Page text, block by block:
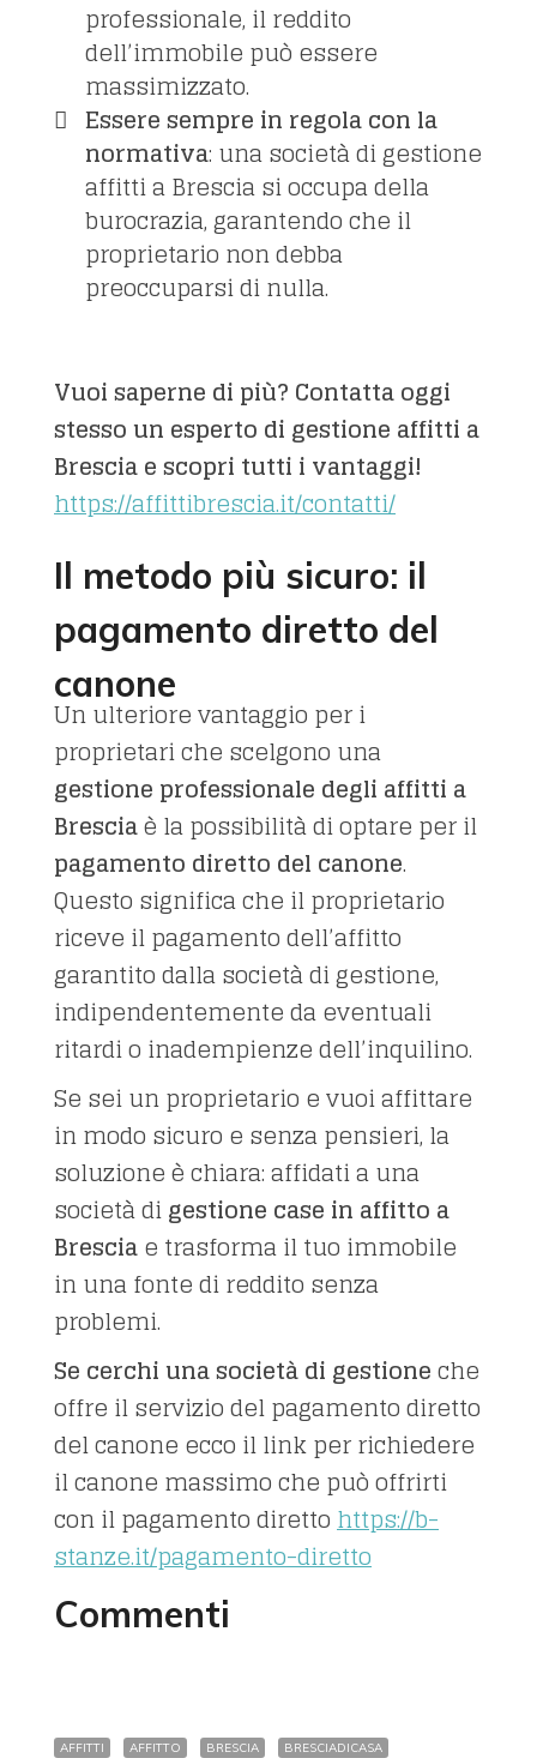
professionale, il reddito
dell’immobile può essere
massimizzato.
Essere sempre in regola con la
normativa: una società di gestione
affitti a Brescia si occupa della
burocrazia, garantendo che il
proprietario non debba
preoccuparsi di nulla.
Vuoi saperne di più? Contatta oggi
stesso un esperto di gestione affitti a
Brescia e scopri tutti i vantaggi!
https://affittibrescia.it/contatti/
Il metodo più sicuro: il
pagamento diretto del
canone
Un ulteriore vantaggio per i
proprietari che scelgono una
gestione professionale degli affitti a
Bresciaè la possibilità di optare per il
pagamento diretto del canone.
Questo significa che il proprietario
riceve il pagamento dell’affitto
garantito dalla società di gestione,
indipendentemente da eventuali
ritardi o inadempienze dell’inquilino.
Se sei un proprietario e vuoi affittare
in modo sicuro e senza pensieri, la
soluzione è chiara: affidati a una
società digestione case in affitto a
Bresciae trasforma il tuo immobile
in una fonte di reddito senza
problemi.
Se cerchi una società di gestioneche
offre il servizio del pagamento diretto
del canone ecco il link per richiedere
il canone massimo che può offrirti
con il pagamento direttohttps://b-
stanze.it/pagamento-diretto
Commenti
AFFITTI AFFITTO BRESCIA BRESCIADICASA